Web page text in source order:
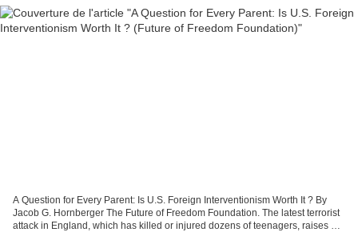
A Question for Every Parent: Is U.S. Foreign Interventionism Worth It ? By
Jacob G. Hornberger The Future of Freedom Foundation. The latest terrorist
attack in England, which has killed or injured dozens of teenagers, raises a